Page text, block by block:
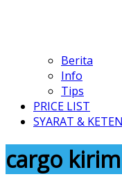
Berita
Info
Tips
PRICE LIST
SYARAT &
cargo